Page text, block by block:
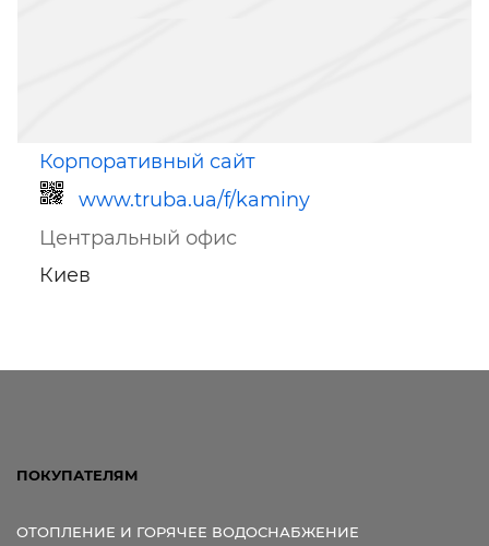
Корпоративный сайт
www.truba.ua/f/kaminy
Центральный офис
Киев
ПОКУПАТЕЛЯМ
ОТОПЛЕНИЕ И ГОРЯЧЕЕ ВОДОСНАБЖЕНИЕ